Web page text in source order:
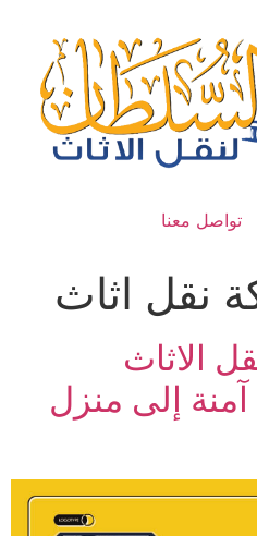
تواصل معنا
نقل اثاث
الاثاث
آمنة إلى منزل